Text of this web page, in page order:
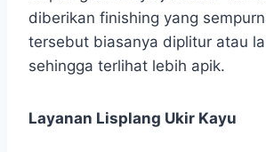
diberikan finishing yang
tersebut biasanya diplitur atau
sehingga terlihat lebih apik.
Layanan Lisplang Ukir Kayu